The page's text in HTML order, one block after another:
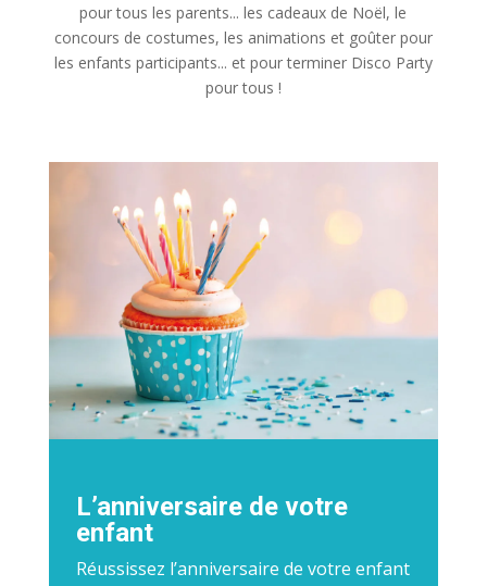
pour tous les parents... les cadeaux de Noël, le
concours de costumes, les animations et goûter pour
les enfants participants... et pour terminer Disco Party
pour tous !
L’anniversaire de votre
enfant
Réussissez l’anniversaire de votre enfant